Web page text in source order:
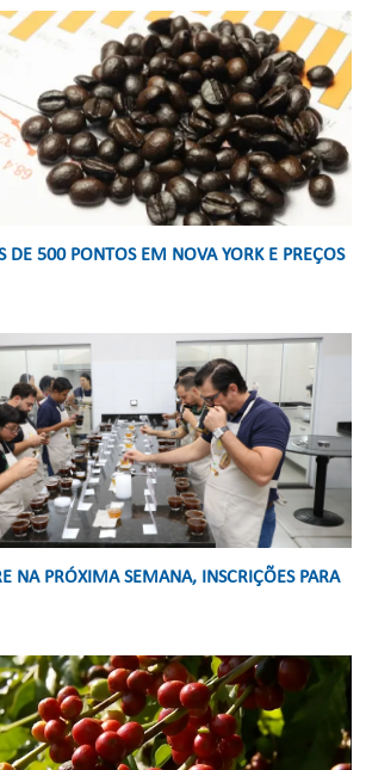
DE 500 PONTOS EM NOVA YORK E PREÇOS
NA PRÓXIMA SEMANA, INSCRIÇÕES PARA